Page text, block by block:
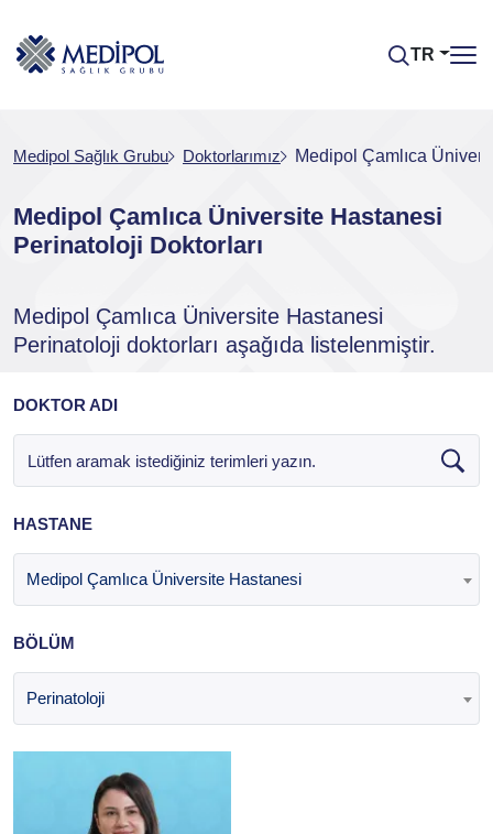
TR
Medipol Sağlık Grubu Doktorlarımız Medipol Çamlıca
Medipol Çamlıca Üniversite Hastanesi
Perinatoloji Doktorları
Medipol Çamlıca Üniversite Hastanesi
Perinatoloji doktorları aşağıda listelenmiştir.
DOKTOR ADI
HASTANE
Medipol Çamlıca Üniversite Hastanesi
BÖLÜM
Perinatoloji